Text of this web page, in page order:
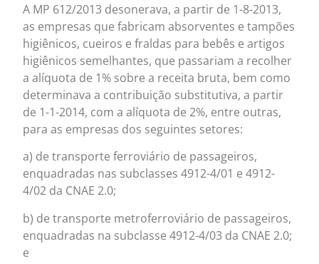
A MP 612/2013 desonerava, a partir de 1-8-2013,
as empresas que fabricam absorventes e tampões
higiênicos, cueiros e fraldas para bebês e artigos
higiênicos semelhantes, que passariam a recolher
a alíquota de 1% sobre a receita bruta, bem como
determinava a contribuição substitutiva, a partir
de 1-1-2014, com a alíquota de 2%, entre outras,
para as empresas dos seguintes setores:
a) de transporte ferroviário de passageiros,
enquadradas nas subclasses 4912-4/01 e 4912-
4/02 da CNAE 2.0;
b) de transporte metroferroviário de passageiros,
enquadradas na subclasse 4912-4/03 da CNAE 2.0;
e